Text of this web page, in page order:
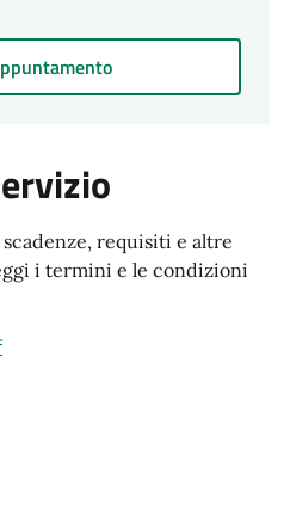
requisiti e altre
i termini e le condizioni